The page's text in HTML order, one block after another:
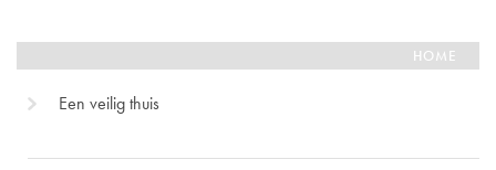
HOME
Een veilig thuis